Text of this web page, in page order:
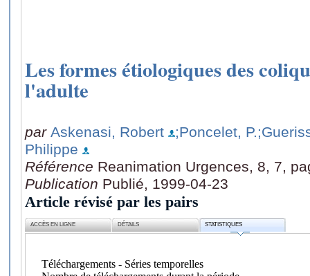
Les formes étiologiques des
l'adulte
par Askenasi, Robert ;Poncelet, P.
Philippe
Référence Reanimation Urgences, 8, 7,
Publication Publié, 1999-04-23
Article révisé par les pairs
ACCÈS EN LIGNE DÉTAILS STATISTIQUES